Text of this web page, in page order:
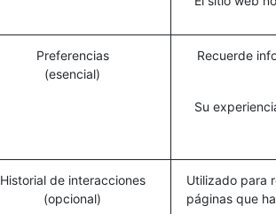
Preferencias
(esencial)
Recuerde
Su
Historial de interacciones
(opcional)
Utilizado para
páginas que